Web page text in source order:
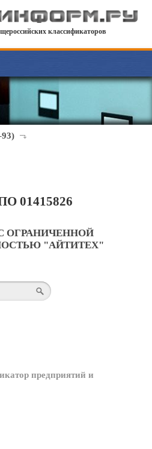
классификаторов
01415826
ОГРАНИЧЕННОЙ
"АЙТИТЕХ"
предприятий и